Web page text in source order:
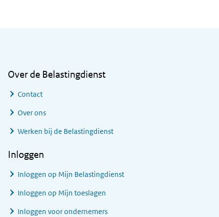
Over de Belastingdienst
Contact
Over ons
Werken bij de Belastingdienst
Inloggen
Inloggen op Mijn Belastingdienst
Inloggen op Mijn toeslagen
Inloggen voor ondernemers